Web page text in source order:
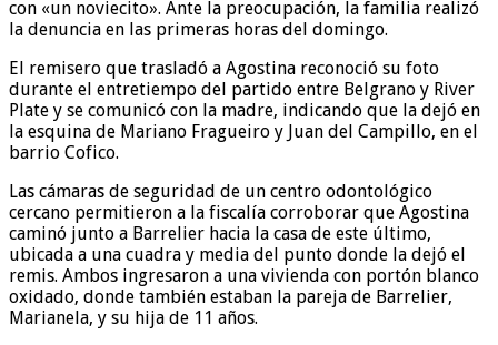
con «un noviecito». Ante la preocupación, la familia realizó
la denuncia en las primeras horas del domingo.
El remisero que trasladó a Agostina reconoció su foto
durante el entretiempo del partido entre Belgrano y River
Plate y se comunicó con la madre, indicando que la dejó en
la esquina de Mariano Fragueiro y Juan del Campillo, en el
barrio Cofico.
Las cámaras de seguridad de un centro odontológico
cercano permitieron a la fiscalía corroborar que Agostina
caminó junto a Barrelier hacia la casa de este último,
ubicada a una cuadra y media del punto donde la dejó el
remis. Ambos ingresaron a una vivienda con portón blanco
oxidado, donde también estaban la pareja de Barrelier,
Marianela, y su hija de 11 años.